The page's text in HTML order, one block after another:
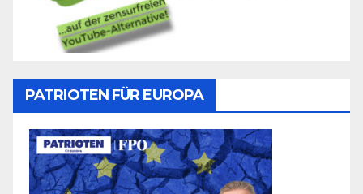
PATRIOTEN FÜR EUROPA